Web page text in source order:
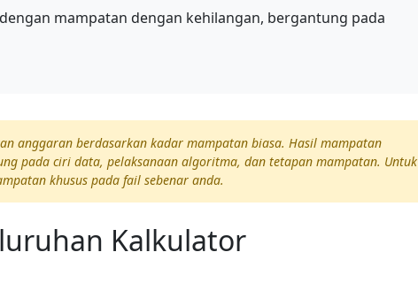
mampatan dengan kehilangan, bergantung pada
anggaran berdasarkan kadar mampatan biasa. Hasil mampatan
pada ciri data, pelaksanaan algoritma, dan tetapan mampatan. Untuk
khusus pada fail sebenar anda.
Kalkulator